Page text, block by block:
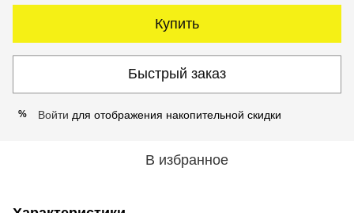
Купить
Быстрый заказ
% Войти для отображения накопительной скидки
В избранное